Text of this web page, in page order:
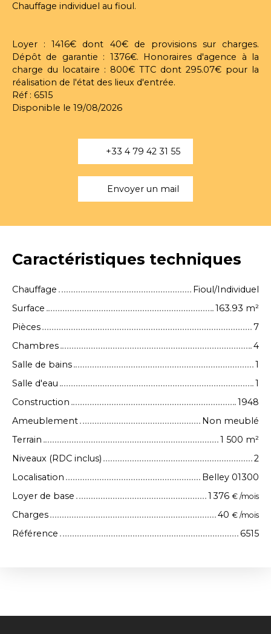
Chauffage individuel au fioul.
Loyer : 1416€ dont 40€ de provisions sur charges.
Dépôt de garantie : 1376€. Honoraires d'agence à la
charge du locataire : 800€ TTC dont 295.07€ pour la
réalisation de l'état des lieux d'entrée.
Réf : 6515
Disponible le 19/08/2026
+33 4 79 42 31 55
Envoyer un mail
Caractéristiques techniques
Chauffage
Fioul/Individuel
Surface
163.93 m²
Pièces
7
Chambres
4
Salle de bains
1
Salle d'eau
1
Construction
1948
Ameublement
Non meublé
Terrain
1 500 m²
Niveaux (RDC inclus)
2
Localisation
Belley 01300
Loyer de base
1 376 € /mois
Charges 40 € /mois
Référence 6515